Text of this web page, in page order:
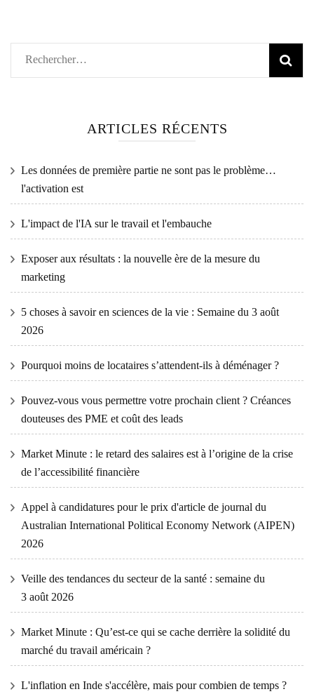
Rechercher :
ARTICLES RÉCENTS
Les données de première partie ne sont pas le problème…
l'activation est
L'impact de l'IA sur le travail et l'embauche
Exposer aux résultats : la nouvelle ère de la mesure du
marketing
5 choses à savoir en sciences de la vie : Semaine du 3 août
2026
Pourquoi moins de locataires s’attendent-ils à déménager ?
Pouvez-vous vous permettre votre prochain client ? Créances
douteuses des PME et coût des leads
Market Minute : le retard des salaires est à l’origine de la crise
de l’accessibilité financière
Appel à candidatures pour le prix d'article de journal du
Australian International Political Economy Network (AIPEN)
2026
Veille des tendances du secteur de la santé : semaine du
3 août 2026
Market Minute : Qu’est-ce qui se cache derrière la solidité du
marché du travail américain ?
L'inflation en Inde s'accélère, mais pour combien de temps ?